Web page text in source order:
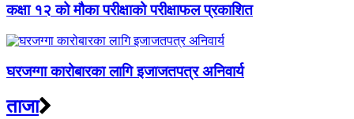
कक्षा १२ को मौका परीक्षाको परीक्षाफल प्रकाशित
घरजग्गा कारोबारका लागि इजाजतपत्र अनिवार्य
ताजा